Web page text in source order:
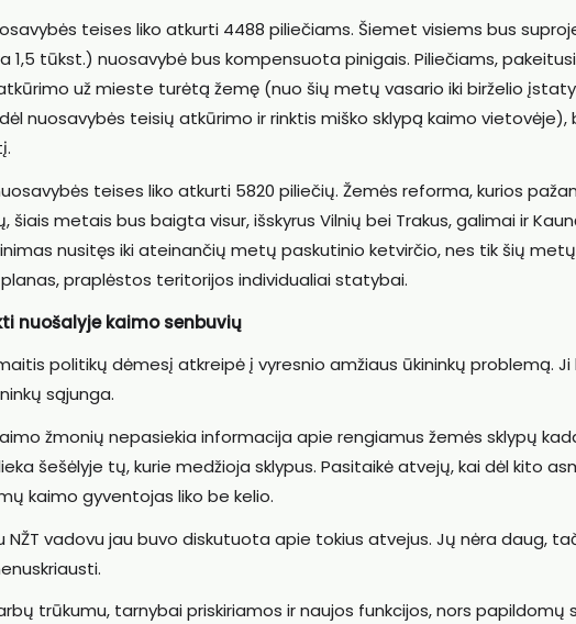
teises liko atkurti 4488 piliečiams. Šiemet visiems bus
1,5 tūkst.) nuosavybė bus kompensuota pinigais. Piliečiams,
už mieste turėtą žemę (nuo šių metų vasario iki birželio
nuosavybės teisių atkūrimo ir rinktis miško sklypą kaimo
teises liko atkurti 5820 piliečių. Žemės reforma, kurios
šiais metais bus baigta visur, išskyrus Vilnių bei Trakus, galimai ir
nusitęs iki ateinančių metų paskutinio ketvirčio, nes tik šių
praplėstos teritorijos individualiai statybai.
nuošalyje kaimo senbuvių
politikų dėmesį atkreipė į vyresnio amžiaus ūkininkų problemą.
sąjunga.
žmonių nepasiekia informacija apie rengiamus žemės sklypų
šešėlyje tų, kurie medžioja sklypus. Pasitaikė atvejų, kai dėl kito
kaimo gyventojas liko be kelio.
NŽT vadovu jau buvo diskutuota apie tokius atvejus. Jų nėra daug,
trūkumu, tarnybai priskiriamos ir naujos funkcijos, nors papildomų